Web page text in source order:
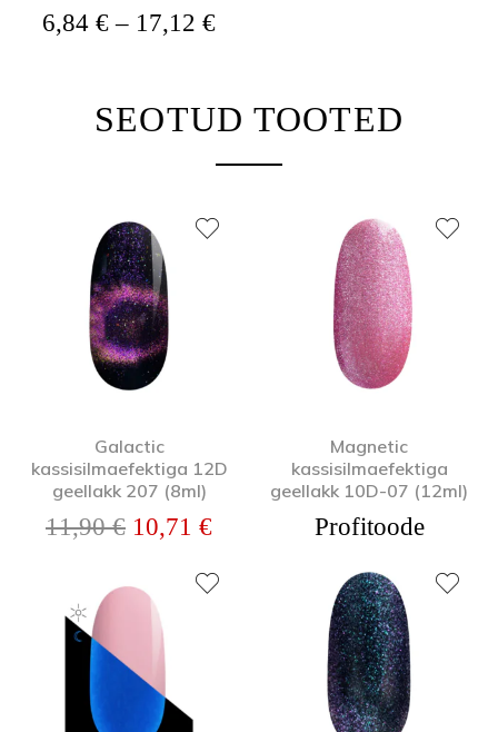
6,84 € – 17,12 €Hinnavahemik: 6,84 €
SEOTUD TOOTED
Galactic
kassisilmaefektiga 12D
geellakk 207 (8ml)
11,90€ Algne hind oli: 11,90 €.
10,71 €Praegune hind on: 10,71 €.
Magnetic
kassisilmaefektiga
geellakk 10D-07 (12ml)
Profitoode